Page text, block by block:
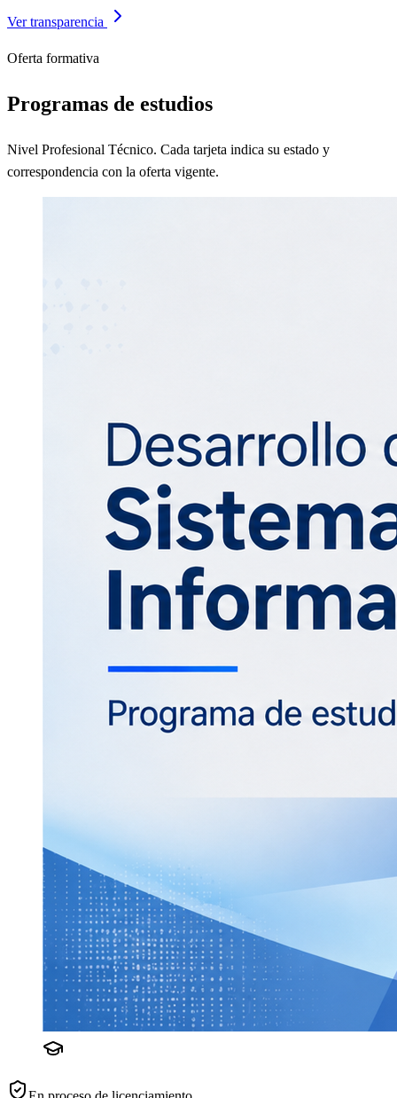
Ver transparencia
Oferta formativa
Programas de estudios
Nivel Profesional Técnico. Cada tarjeta indica su estado y
correspondencia con la oferta vigente.